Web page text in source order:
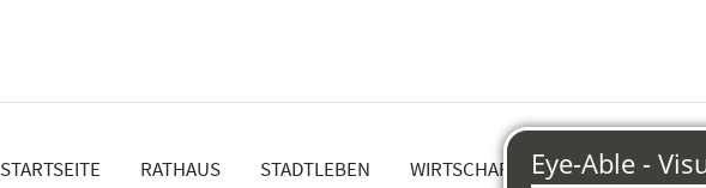
STARTSEITE RATHAUS STADTLEBEN WIRTSCHAFT & STRUKTURWANDEL